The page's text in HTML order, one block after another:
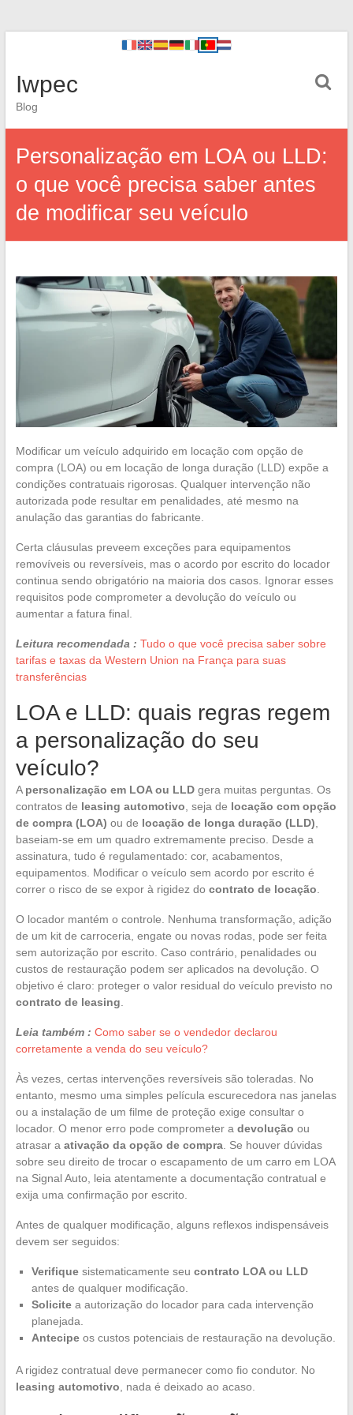
Iwpec
Blog
Personalização em LOA ou LLD:
o que você precisa saber antes
de modificar seu veículo
Modificar um veículo adquirido em locação com opção de
compra (LOA) ou em locação de longa duração (LLD) expõe a
condições contratuais rigorosas. Qualquer intervenção não
autorizada pode resultar em penalidades, até mesmo na
anulação das garantias do fabricante.
Certa cláusulas preveem exceções para equipamentos
removíveis ou reversíveis, mas o acordo por escrito do locador
continua sendo obrigatório na maioria dos casos. Ignorar esses
requisitos pode comprometer a devolução do veículo ou
aumentar a fatura final.
Leitura recomendada : Tudo o que você precisa saber sobre
tarifas e taxas da Western Union na França para suas
transferências
LOA e LLD: quais regras regem
a personalização do seu
veículo?
A personalização em LOA ou LLDgera muitas perguntas. Os
contratos de leasing automotivo , seja de locação com opção
de compra (LOA) ou de locação de longa duração (LLD)
baseiam-se em um quadro extremamente preciso. Desde a
assinatura, tudo é regulamentado: cor, acabamentos,
equipamentos. Modificar o veículo sem acordo por escrito é
correr o risco de se expor à rigidez do contrato de locação
O locador mantém o controle. Nenhuma transformação, adição
de um kit de carroceria, engate ou novas rodas, pode ser feita
sem autorização por escrito. Caso contrário, penalidades ou
custos de restauração podem ser aplicados na devolução. O
objetivo é claro: proteger o valor residual do veículo previsto no
contrato de leasing
Leia também : Como saber se o vendedor declarou
corretamente a venda do seu veículo?
Às vezes, certas intervenções reversíveis são toleradas. No
entanto, mesmo uma simples película escurecedora nas janelas
ou a instalação de um filme de proteção exige consultar o
locador. O menor erro pode comprometer a devolução ou
atrasar a ativação da opção de compra. Se houver dúvidas
sobre seu direito de trocar o escapamento de um carro em LOA
na Signal Auto, leia atentamente a documentação contratual e
exija uma confirmação por escrito.
Antes de qualquer modificação, alguns reflexos indispensáveis
devem ser seguidos:
Verifiquesistematicamente seu contrato LOA ou LLD
antes de qualquer modificação.
Solicitea autorização do locador para cada intervenção
planejada.
Antecipeos custos potenciais de restauração na devolução.
A rigidez contratual deve permanecer como fio condutor. No
leasing automotivo , nada é deixado ao acaso.